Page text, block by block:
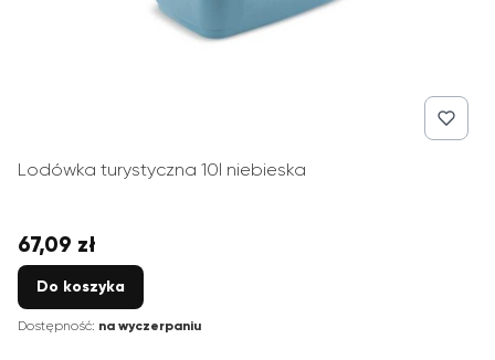
Lodówka turystyczna 10l niebieska
Cena
67,09 zł
Do koszyka
Dostępność: na wyczerpaniu